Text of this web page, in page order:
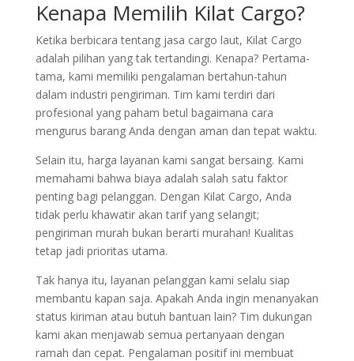
Kenapa Memilih Kilat Cargo?
Ketika berbicara tentang jasa cargo laut, Kilat Cargo
adalah pilihan yang tak tertandingi. Kenapa? Pertama-
tama, kami memiliki pengalaman bertahun-tahun
dalam industri pengiriman. Tim kami terdiri dari
profesional yang paham betul bagaimana cara
mengurus barang Anda dengan aman dan tepat waktu.
Selain itu, harga layanan kami sangat bersaing. Kami
memahami bahwa biaya adalah salah satu faktor
penting bagi pelanggan. Dengan Kilat Cargo, Anda
tidak perlu khawatir akan tarif yang selangit;
pengiriman murah bukan berarti murahan! Kualitas
tetap jadi prioritas utama.
Tak hanya itu, layanan pelanggan kami selalu siap
membantu kapan saja. Apakah Anda ingin menanyakan
status kiriman atau butuh bantuan lain? Tim dukungan
kami akan menjawab semua pertanyaan dengan
ramah dan cepat. Pengalaman positif ini membuat